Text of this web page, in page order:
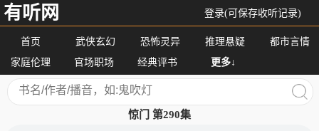
有听网 登录(可保存收听记录)
首页 武侠玄幻 恐怖灵异 推理悬疑
都市言情
家庭伦理
官场职场 经典评书 更多↓
惊门 第290集